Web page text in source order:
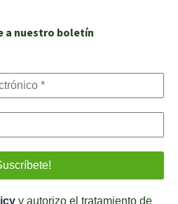
a nuestro boletín
y autorizo el tratamiento de